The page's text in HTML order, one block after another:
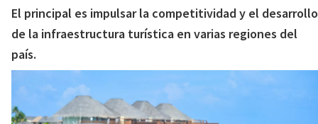
El principal es impulsar la competitividad y el desarrollo
de la infraestructura turística en varias regiones del
país.